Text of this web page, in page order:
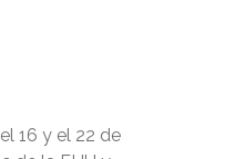
16 y el 22 de